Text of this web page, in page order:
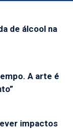
de álcool na
A arte é
impactos